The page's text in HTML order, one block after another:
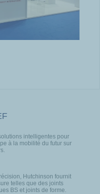
intelligentes pour
à la mobilité du futur sur
Hutchinson fournit
telles que des joints
BS et joints de forme.